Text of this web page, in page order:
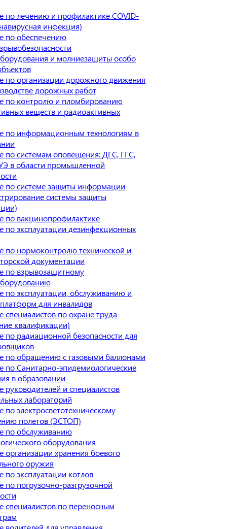
по лечению и профилактике COVID-
инфекция)
по обеспечению
и молниезащиты особо
по организации дорожного движения
дорожных работ
по контролю и пломбированию
веществ и радиоактивных
по информационным технологиям в
по системам оповещения: ДГС, ГГС,
в области промышленной
по системе защиты информации
системы защиты
по вакцинопрофилактике
по эксплуатации дезинфекционных
по нормоконтролю технической и
документации
по взрывозащитному
по эксплуатации, обслуживанию и
для инвалидов
специалистов по охране труда
квалификации)
по радиационной безопасности для
по обращению с газовыми баллонами
по Санитарно-эпидемиологические
в образовании
руководителей и специалистов
лабораторий
по электросветотехническому
полетов (ЭСТОП)
по обслуживанию
оборудования
организации хранения боевого
оружия
по эксплуатации котлов
по погрузочно-разгрузочной
специалистов по переносным